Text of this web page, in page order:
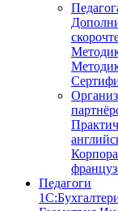
Педагоги